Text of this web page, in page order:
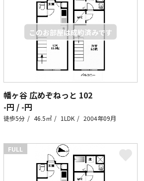
幡ヶ谷 広めぞねっと 102
-円 / -円
徒歩5分 46.5㎡ 1LDK 2004年09月
FULL